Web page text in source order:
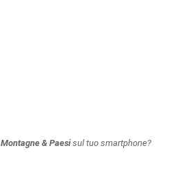
Montagne & Paesisul tuo smartphone?